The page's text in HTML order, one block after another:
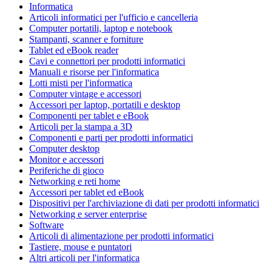
Informatica
Articoli informatici per l'ufficio e cancelleria
Computer portatili, laptop e notebook
Stampanti, scanner e forniture
Tablet ed eBook reader
Cavi e connettori per prodotti informatici
Manuali e risorse per l'informatica
Lotti misti per l'informatica
Computer vintage e accessori
Accessori per laptop, portatili e desktop
Componenti per tablet e eBook
Articoli per la stampa a 3D
Componenti e parti per prodotti informatici
Computer desktop
Monitor e accessori
Periferiche di gioco
Networking e reti home
Accessori per tablet ed eBook
Dispositivi per l'archiviazione di dati per prodotti informatici
Networking e server enterprise
Software
Articoli di alimentazione per prodotti informatici
Tastiere, mouse e puntatori
Altri articoli per l'informatica